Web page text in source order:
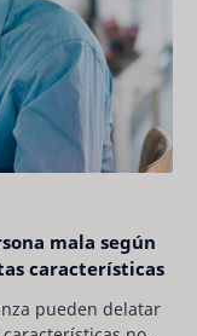
mala según
características
pueden delatar